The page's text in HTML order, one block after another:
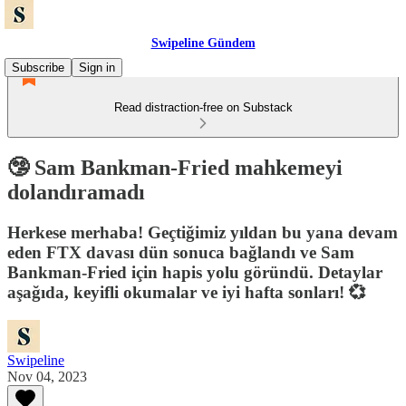
Swipeline Gündem
Subscribe
Sign in
Read distraction-free on Substack
🤥 Sam Bankman-Fried mahkemeyi
dolandıramadı
Herkese merhaba! Geçtiğimiz yıldan bu yana devam
eden FTX davası dün sonuca bağlandı ve Sam
Bankman-Fried için hapis yolu göründü. Detaylar
aşağıda, keyifli okumalar ve iyi hafta sonları! 💞
Swipeline
Nov 04, 2023